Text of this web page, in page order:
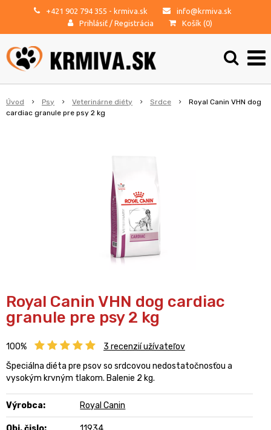
+421 902 794 355 - krmiva.sk
info@krmiva.sk
Prihlásiť / Registrácia Košík (0)
Úvod Psy Veterinárne diéty Srdce
Royal Canin VHN dog
cardiac granule pre psy 2 kg
Royal Canin VHN dog cardiac
granule pre psy 2 kg
100% 3 recenzií užívateľov
Špeciálna diéta pre psov so srdcovou nedostatočnosťou a
vysokým krvným tlakom. Balenie 2 kg.
Výrobca: Royal Canin